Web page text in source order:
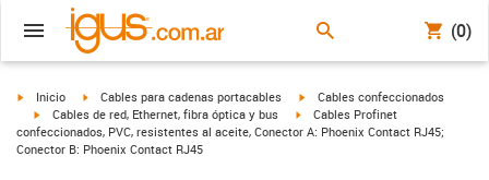
(0)
igus-icon-arrow-right
Inicio igus-icon-arrow-right
Cables para cadenas portacables igus-icon-arrow-right
Cables confeccionados
igus-icon-arrow-right
Cables de red, Ethernet, fibra óptica y bus igus-icon-arrow-right
Cables Profinet
confeccionados, PVC, resistentes al aceite, Conector A: Phoenix Contact RJ45;
Conector B: Phoenix Contact RJ45